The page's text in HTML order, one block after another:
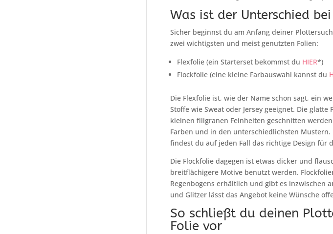
Was ist der Unterschied
Sicher beginnst du am Anfang deiner
zwei wichtigsten und meist genutzten Folien:
Flexfolie (ein Starterset bekommst du HIER*)
Flockfolie (eine kleine Farbauswahl kannst du
Die Flexfolie ist, wie der Name schon sagt, ein
Stoffe wie Sweat oder Jersey geeignet. Die
kleinen filigranen Feinheiten geschnitten
Farben und in den unterschiedlichsten
findest du auf jeden Fall das richtige Design für
Die Flockfolie dagegen ist etwas dicker und
breitflächigere Motive benutzt werden.
Regenbogens erhältlich und gibt es inzwischen
und Glitzer lässt das Angebot keine Wünsche
So schließt du deinen
Folie vor